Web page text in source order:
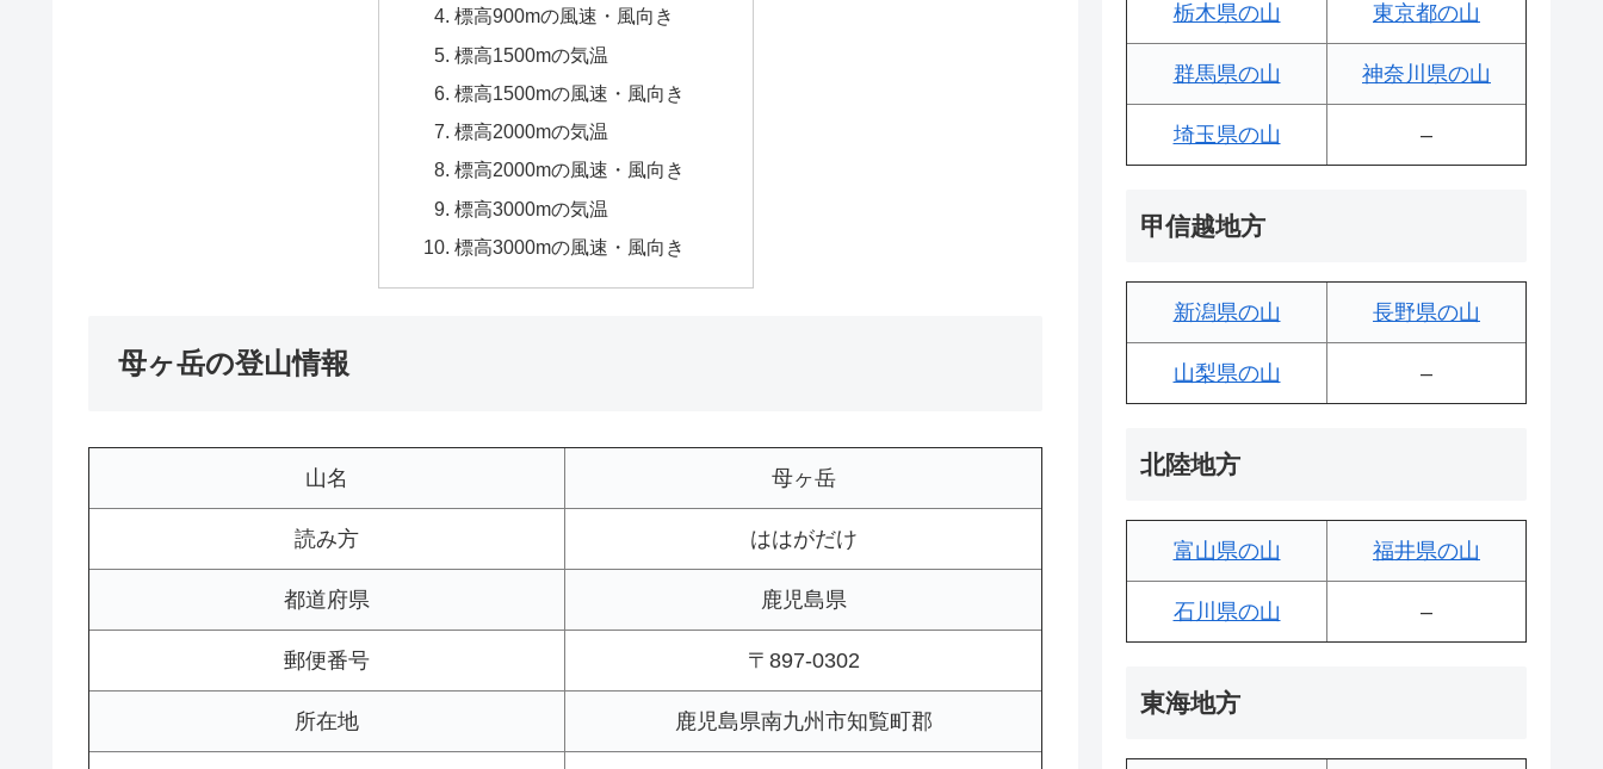
標高900mの風速・風向き
標高1500mの気温
標高1500mの風速・風向き
標高2000mの気温
標高2000mの風速・風向き
標高3000mの気温
標高3000mの風速・風向き
母ヶ岳の登山情報
山名 母ヶ岳
読み方 ははがだけ
都道府県 鹿児島県
郵便番号 〒897-0302
所在地 鹿児島県南九州市知覧町郡
栃木県の山 東京都の山
群馬県の山 神奈川県の山
埼玉県の山 –
甲信越地方
新潟県の山 長野県の山
山梨県の山 –
北陸地方
富山県の山 福井県の山
石川県の山 –
東海地方